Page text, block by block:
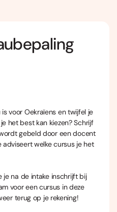
voor Oekraïens en twijfel je
het best kan kiezen? Schrijf
gebeld door een docent
welke cursus je het
je na de intake inschrijft bij
voor een cursus in deze
terug op je rekening!